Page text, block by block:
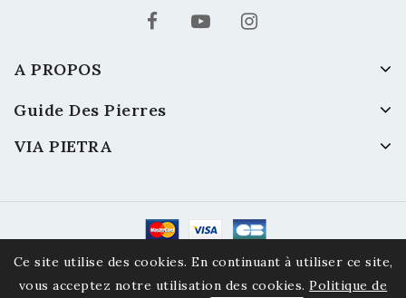
A PROPOS
Guide Des Pierres
VIA PIETRA
Ce site utilise des cookies. En continuant à utiliser ce site,
vous acceptez notre utilisation des cookies. Politique de
© 2026 Via Pietra - Gemmes et Minéraux